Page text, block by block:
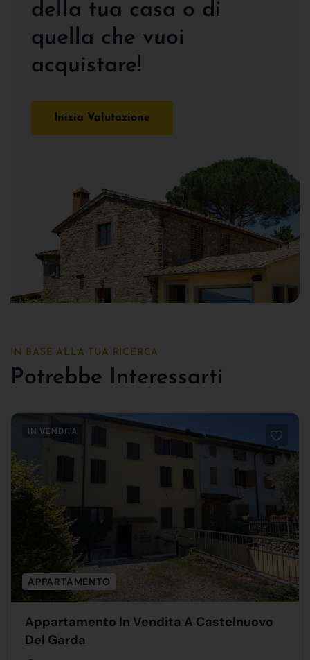
della tua casa o di
quella che vuoi
acquistare!
Inizia Valutazione
IN BASE ALLA TUA RICERCA
Potrebbe Interessarti
IN VENDITA
APPARTAMENTO
Appartamento In Vendita A Castelnuovo
Del Garda